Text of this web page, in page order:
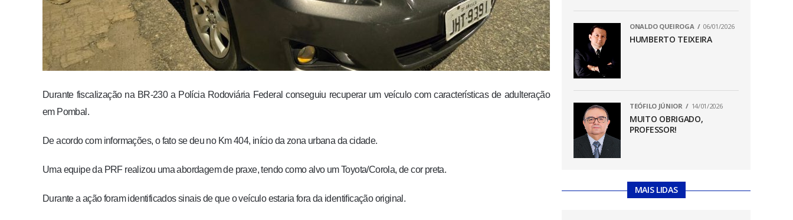
Durante fiscalização na BR-230 a Polícia Rodoviária Federal conseguiu recuperar um veículo com características de adulteração
em Pombal.
De acordo com informações, o fato se deu no Km 404, início da zona urbana da cidade.
Uma equipe da PRF realizou uma abordagem de praxe, tendo como alvo um Toyota/Corola, de cor preta.
Durante a ação foram identificados sinais de que o veículo estaria fora da identificação original.
ONALDO QUEIROGA 06/01/2026
HUMBERTO TEIXEIRA
TEÓFILO JÚNIOR 14/01/2026
MUITO OBRIGADO,
PROFESSOR!
MAIS LIDAS